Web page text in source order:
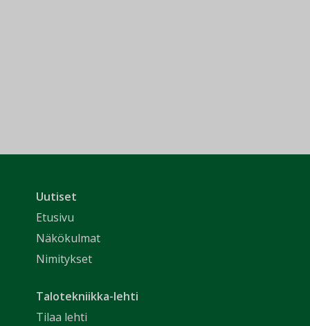
Uutiset
Etusivu
Näkökulmat
Nimitykset
Talotekniikka-lehti
Tilaa lehti